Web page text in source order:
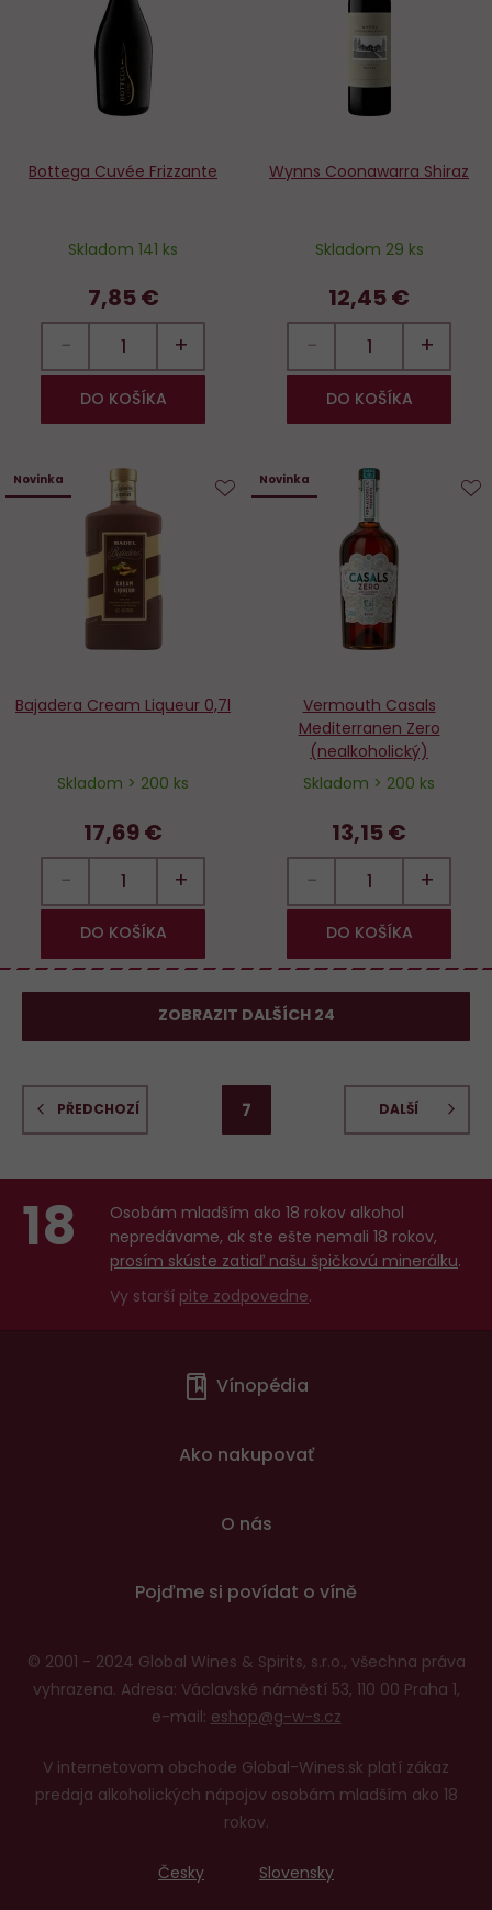
Bottega Cuvée Frizzante
Skladom 141 ks
7,85 €
− +
DO KOŠÍKA
Wynns Coonawarra Shiraz
Skladom 29 ks
12,45 €
− +
DO KOŠÍKA
Novinka
Bajadera Cream Liqueur 0,7l
Skladom > 200 ks
17,69 €
− +
DO KOŠÍKA
Novinka
Vermouth Casals
Mediterranen Zero
(nealkoholický)
Skladom > 200 ks
13,15 €
− +
DO KOŠÍKA
ZOBRAZIT DALŠÍCH 24
PŘEDCHOZÍ 7 DALŠÍ
18
Osobám mladším ako 18 rokov alkohol
nepredávame, ak ste ešte nemali 18 rokov,
prosím skúste zatiaľ našu špičkovú minerálku.
Vy starší pite zodpovedne.
Vínopédia
Ako nakupovať
O nás
Pojďme si povídat o víně
© 2001 - 2024 Global Wines & Spirits, s.r.o., všechna práva
vyhrazena. Adresa: Václavské náměstí 53, 110 00 Praha 1,
e-mail: eshop@g-w-s.cz
V internetovom obchode Global-Wines.sk platí zákaz
predaja alkoholických nápojov osobám mladším ako 18
rokov.
Česky Slovensky